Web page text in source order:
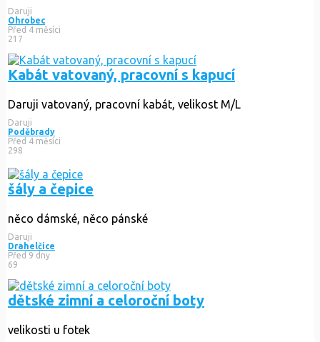
Daruji
Ohrobec
Před 4 měsíci
217
Kabát vatovaný, pracovní s kapucí
Daruji vatovaný, pracovní kabát, velikost M/L
Daruji
Poděbrady
Před 4 měsíci
298
šály a čepice
něco dámské, něco pánské
Daruji
Drahelčice
Před 9 dny
69
dětské zimní a celoroční boty
velikosti u fotek